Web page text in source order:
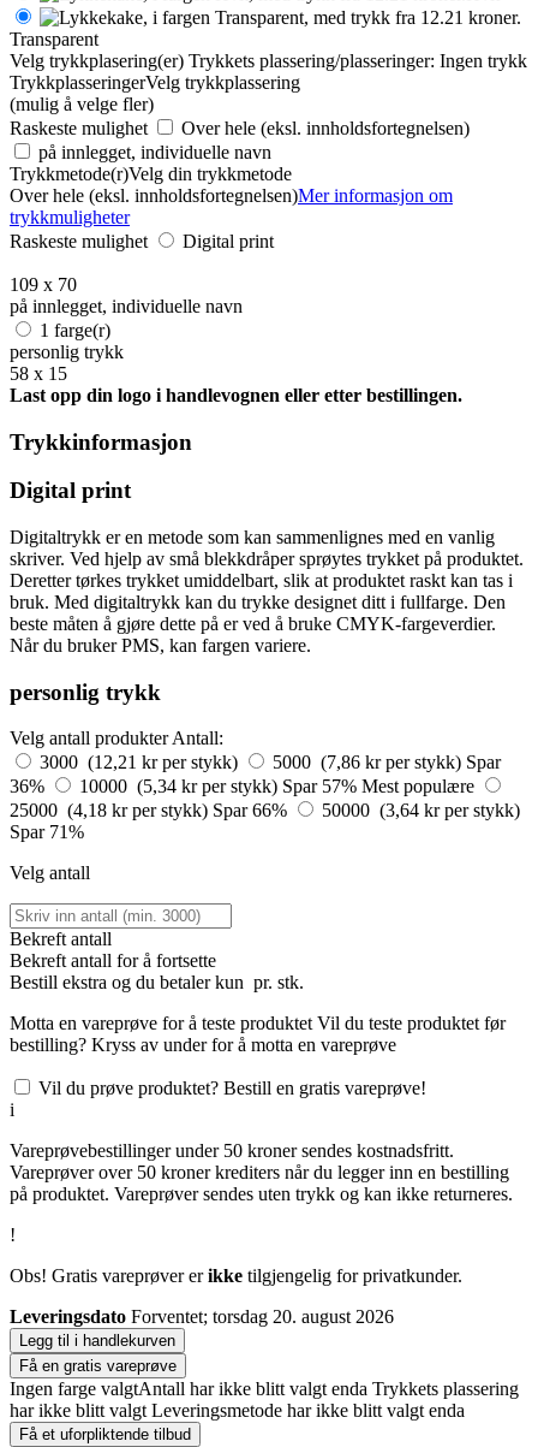
Transparent
Velg trykkplasering(er) Trykkets plassering/plasseringer: Ingen trykk
TrykkplasseringerVelg trykkplassering
(mulig å velge fler)
Raskeste mulighet
Over hele (eksl. innholdsfortegnelsen)
på innlegget, individuelle navn
Trykkmetode(r)Velg din trykkmetode
Over hele (eksl. innholdsfortegnelsen)Mer informasjon om
trykkmuligheter
Raskeste mulighet
Digital print
109 x 70
på innlegget, individuelle navn
1 farge(r)
personlig trykk
58 x 15
Last opp din logo i handlevognen eller etter bestillingen.
Trykkinformasjon
Digital print
Digitaltrykk er en metode som kan sammenlignes med en vanlig
skriver. Ved hjelp av små blekkdråper sprøytes trykket på produktet.
Deretter tørkes trykket umiddelbart, slik at produktet raskt kan tas i
bruk. Med digitaltrykk kan du trykke designet ditt i fullfarge. Den
beste måten å gjøre dette på er ved å bruke CMYK-fargeverdier.
Når du bruker PMS, kan fargen variere.
personlig trykk
Velg antall produkterAntall:
3000 (12,21 kr per stykk)
5000 (7,86 kr per stykk) Spar
36%
10000 (5,34 kr per stykk) Spar 57% Mest populære
25000 (4,18 kr per stykk) Spar 66%
50000 (3,64 kr per stykk)
Spar 71%
Velg antall
Bekreft antall
Bekreft antall for å fortsette
Bestill ekstra og du betaler kun pr. stk.
Motta en vareprøve for å teste produktetVil du teste produktet før
bestilling? Kryss av under for å motta en vareprøve
Vil du prøve produktet? Bestill en gratis vareprøve!
i
Vareprøvebestillinger under 50 kroner sendes kostnadsfritt.
Vareprøver over 50 kroner krediters når du legger inn en bestilling
på produktet. Vareprøver sendes uten trykk og kan ikke returneres.
!
Obs! Gratis vareprøver erikke tilgjengelig for privatkunder.
Leveringsdato Forventet; torsdag 20. august 2026
Legg til i handlekurven
Få en gratis vareprøve
Ingen farge valgtAntall har ikke blitt valgt enda Trykkets plassering
har ikke blitt valgt Leveringsmetode har ikke blitt valgt enda
Få et uforpliktende tilbud